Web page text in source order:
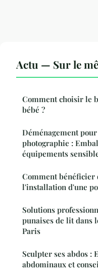
Actu — Sur le
Comment choisir le
bébé ?
Déménagement
photographie :
équipements
Comment
l'installation d'une
Solutions
punaises de lit dans
Paris
Sculpter ses abdos :
abdominaux et